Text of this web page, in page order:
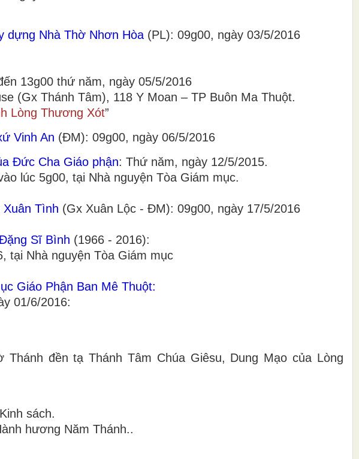
dựng Nhà Thờ Nhơn Hòa (PL): 09g00, ngày 03/5/2016
13g00 thứ năm, ngày 05/5/2016
(Gx Thánh Tâm), 118 Y Moan – TP Buôn Ma Thuột.
Lòng Thương Xót”
Vinh An (ĐM): 09g00, ngày 06/5/2016
Đức Cha Giáo phận: Thứ năm, ngày 12/5/2015.
lúc 5g00, tại Nhà nguyện Tòa Giám mục.
Tình (Gx Xuân Lộc - ĐM): 09g00, ngày 17/5/2016
Sĩ Bình (1966 - 2016):
tại Nhà nguyện Tòa Giám mục
Giáo Phận Ban Mê Thuột:
01/6/2016:
Thánh đền tạ Thánh Tâm Chúa Giêsu, Dung Mạo của Lòng
sách.
hương Năm Thánh..